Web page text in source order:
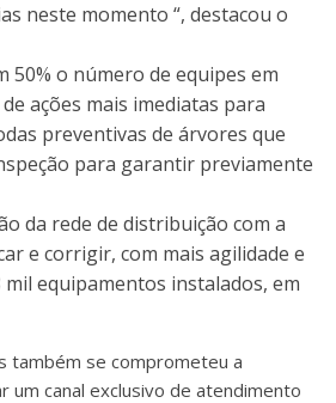
neste momento “, destacou o
o número de equipes em
ações mais imediatas para
preventivas de árvores que
para garantir previamente
da rede de distribuição com a
e corrigir, com mais agilidade e
equipamentos instalados, em
também se comprometeu a
um canal exclusivo de atendimento